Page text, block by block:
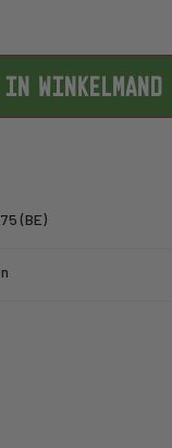
IN WINKELMAND
(BE)